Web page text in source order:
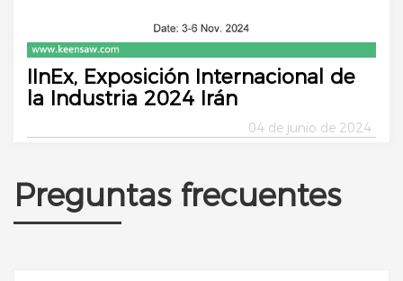
IInEx, Exposición Internacional de
la Industria 2024 Irán
04 de junio de 2024
Preguntas frecuentes